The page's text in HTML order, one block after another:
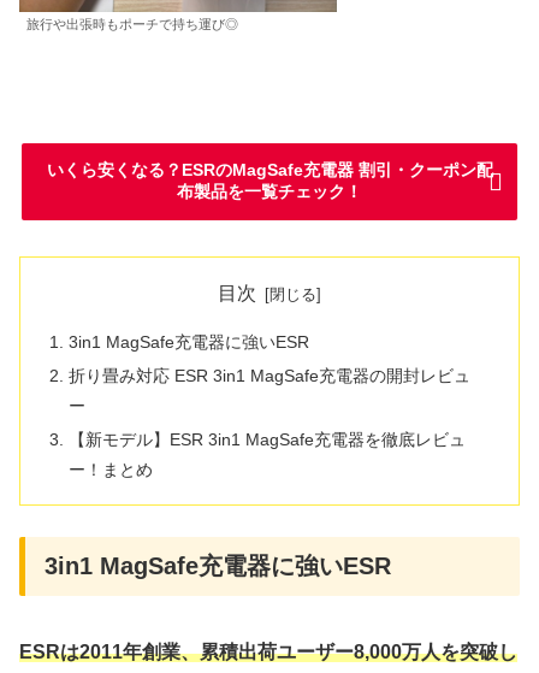
旅行や出張時もポーチで持ち運び◎
いくら安くなる？ESRのMagSafe充電器 割引・クーポン配
布製品を一覧チェック！
目次
3in1 MagSafe充電器に強いESR
折り畳み対応 ESR 3in1 MagSafe充電器の開封レビュ
ー
【新モデル】ESR 3in1 MagSafe充電器を徹底レビュ
ー！まとめ
3in1 MagSafe充電器に強いESR
ESRは2011年創業、累積出荷ユーザー8,000万人を突破し